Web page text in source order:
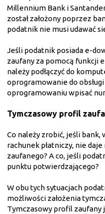
Millennium Bank i
został założony poprzez
podatnik nie musi udawać
Jeśli podatnik posiada e-
zaufany za pomocą funkcji
należy podłączyć do
oprogramowanie do
oprogramowaniu wpisać
Tymczasowy profil
Co należy zrobić, jeśli
rachunek płatniczy, nie
zaufanego? A co, jeśli
punktu potwierdzającego?
W obu tych sytuacjach
możliwości założenia
Tymczasowy profil zaufany